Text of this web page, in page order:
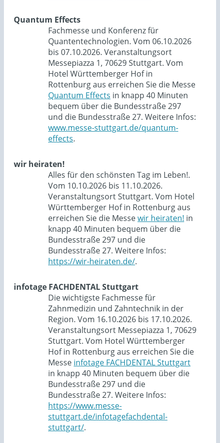
Quantum Effects
Fachmesse und Konferenz für
Quantentechnologien. Vom 06.10.2026
bis 07.10.2026. Veranstaltungsort
Messepiazza 1, 70629 Stuttgart. Vom
Hotel Württemberger Hof in
Rottenburg aus erreichen Sie die Messe
Quantum Effects in knapp 40 Minuten
bequem über die Bundesstraße 297
und die Bundesstraße 27. Weitere Infos:
www.messe-stuttgart.de/quantum-
effects.
wir heiraten!
Alles für den schönsten Tag im Leben!.
Vom 10.10.2026 bis 11.10.2026.
Veranstaltungsort Stuttgart. Vom Hotel
Württemberger Hof in Rottenburg aus
erreichen Sie die Messewir heiraten! in
knapp 40 Minuten bequem über die
Bundesstraße 297 und die
Bundesstraße 27. Weitere Infos:
https://wir-heiraten.de/.
infotage FACHDENTAL Stuttgart
Die wichtigste Fachmesse für
Zahnmedizin und Zahntechnik in der
Region. Vom 16.10.2026 bis 17.10.2026.
Veranstaltungsort Messepiazza 1, 70629
Stuttgart. Vom Hotel Württemberger
Hof in Rottenburg aus erreichen Sie die
Messe infotage FACHDENTAL Stuttgart
in knapp 40 Minuten bequem über die
Bundesstraße 297 und die
Bundesstraße 27. Weitere Infos:
https://www.messe-
stuttgart.de/infotagefachdental-
stuttgart/.